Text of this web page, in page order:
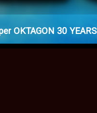
OKTAGON 30 YEARS